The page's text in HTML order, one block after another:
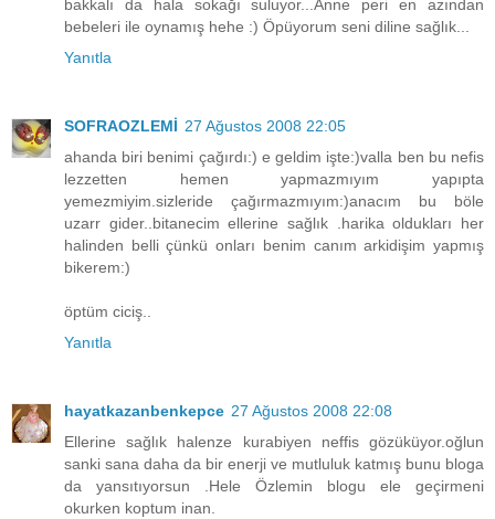
bakkalı da hala sokağı suluyor...Anne peri en azından
bebeleri ile oynamış hehe :) Öpüyorum seni diline sağlık...
Yanıtla
SOFRAOZLEMİ 27 Ağustos 2008 22:05
ahanda biri benimi çağırdı:) e geldim işte:)valla ben bu nefis
lezzetten hemen yapmazmıyım yapıpta
yemezmiyim.sizleride çağırmazmıyım:)anacım bu böle
uzarr gider..bitanecim ellerine sağlık .harika oldukları her
halinden belli çünkü onları benim canım arkidişim yapmış
bikerem:)
öptüm ciciş..
Yanıtla
hayatkazanbenkepce 27 Ağustos 2008 22:08
Ellerine sağlık halenze kurabiyen neffis gözüküyor.oğlun
sanki sana daha da bir enerji ve mutluluk katmış bunu bloga
da yansıtıyorsun .Hele Özlemin blogu ele geçirmeni
okurken koptum inan.